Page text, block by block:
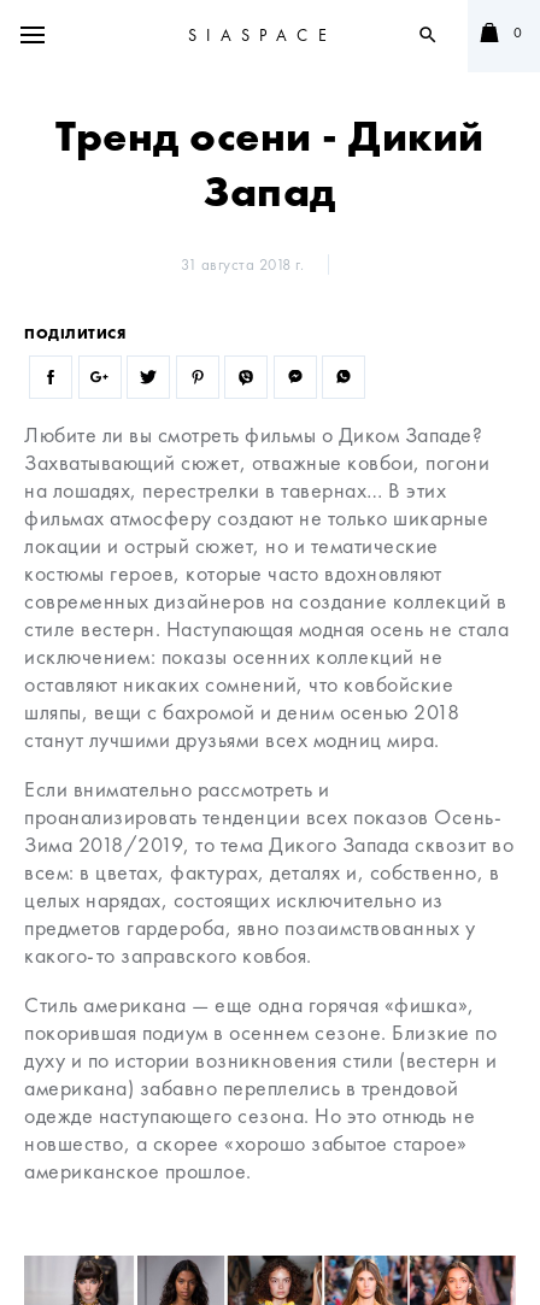
SIASPACE search 0
Тренд осени - Дикий
Запад
31 августа 2018 г.
ПОДІЛИТИСЯ
Любите ли вы смотреть фильмы о Диком Западе?
Захватывающий сюжет, отважные ковбои, погони
на лошадях, перестрелки в тавернах… В этих
фильмах атмосферу создают не только шикарные
локации и острый сюжет, но и тематические
костюмы героев, которые часто вдохновляют
современных дизайнеров на создание коллекций в
стиле вестерн. Наступающая модная осень не стала
исключением: показы осенних коллекций не
оставляют никаких сомнений, что ковбойские
шляпы, вещи с бахромой и деним осенью 2018
станут лучшими друзьями всех модниц мира.
Если внимательно рассмотреть и
проанализировать тенденции всех показов Осень-
Зима 2018/2019, то тема Дикого Запада сквозит во
всем: в цветах, фактурах, деталях и, собственно, в
целых нарядах, состоящих исключительно из
предметов гардероба, явно позаимствованных у
какого-то заправского ковбоя.
Стиль американа — еще одна горячая «фишка»,
покорившая подиум в осеннем сезоне. Близкие по
духу и по истории возникновения стили (вестерн и
американа) забавно переплелись в трендовой
одежде наступающего сезона. Но это отнюдь не
новшество, а скорее «хорошо забытое старое»
американское прошлое.